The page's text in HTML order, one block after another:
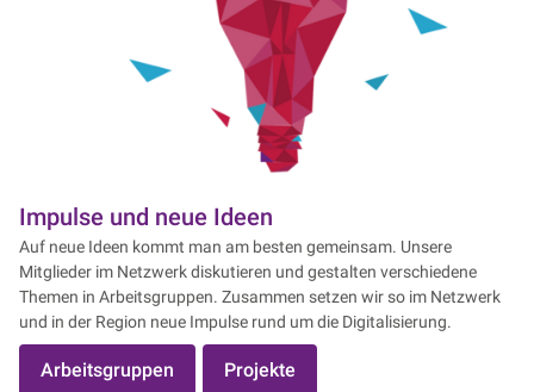
Impulse und neue Ideen
Auf neue Ideen kommt man am besten gemeinsam. Unsere
Mitglieder im Netzwerk diskutieren und gestalten verschiedene
Themen in Arbeitsgruppen. Zusammen setzen wir so im Netzwerk
und in der Region neue Impulse rund um die Digitalisierung.
Arbeitsgruppen Projekte